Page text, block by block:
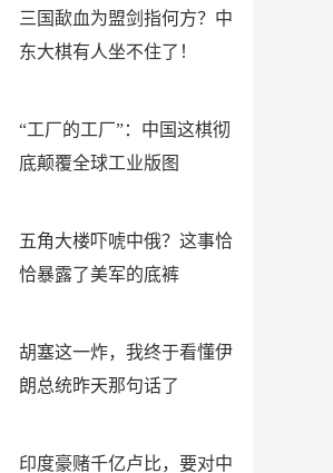
三国歃血为盟剑指何方？中
东大棋有人坐不住了！
“工厂的工厂”：中国这棋彻
底颠覆全球工业版图
五角大楼吓唬中俄？这事恰
恰暴露了美军的底裤
胡塞这一炸，我终于看懂伊
朗总统昨天那句话了
印度豪赌千亿卢比，要对中